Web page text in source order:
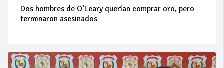
Dos hombres de O’Leary querían comprar oro, pero
terminaron asesinados